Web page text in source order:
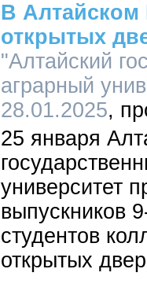
В Алтайском
открытых
"Алтайский
аграрный
28.01.2025
25 января
университет
выпускников
студентов
открытых